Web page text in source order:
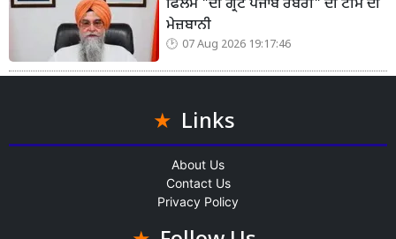
ਫਿਲਮ "ਦੀ ਗ੍ਰੇਟ ਪੰਜਾਬ ਰੌਬਰੀ" ਦੀ ਟੀਮ ਦੀ
ਮੇਜ਼ਬਾਨੀ
07 Aug 2026 19:17:46
Links
About Us
Contact Us
Privacy Policy